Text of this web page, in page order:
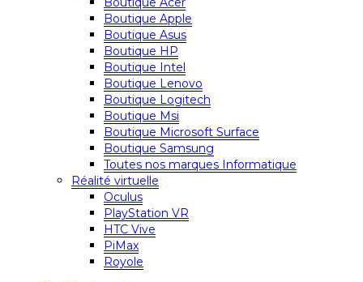
Boutique Apple
Boutique Asus
Boutique HP
Boutique Intel
Boutique Lenovo
Boutique Logitech
Boutique Msi
Boutique Microsoft Surface
Boutique Samsung
Toutes nos marques Informatique
Réalité virtuelle
Oculus
PlayStation VR
HTC Vive
PiMax
Royole